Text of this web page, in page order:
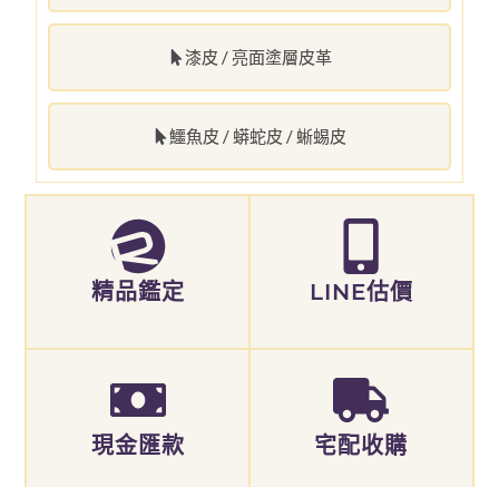
漆皮 / 亮面塗層皮革
鱷魚皮 / 蟒蛇皮 / 蜥蜴皮
精品鑑定 LINE估價
現金匯款 宅配收購